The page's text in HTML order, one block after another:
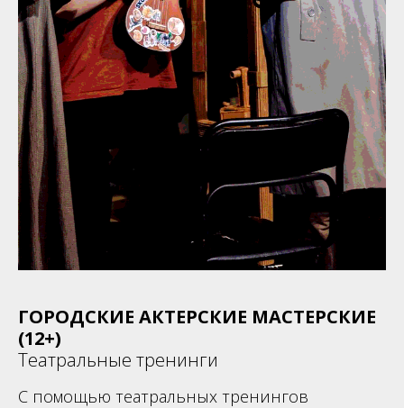
ГОРОДСКИЕ АКТЕРСКИЕ МАСТЕРСКИЕ
(12+)
Театральные тренинги
С помощью театральных тренингов